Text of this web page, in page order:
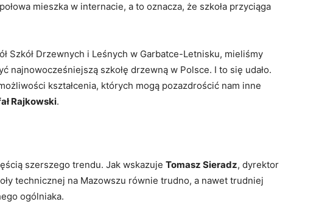
mieszka w internacie, a to oznacza, że szkoła przyciąga
Szkół Drzewnych i Leśnych w Garbatce-Letnisku, mieliśmy
najnowocześniejszą szkołę drzewną w Polsce. I to się udało.
kształcenia, których mogą pozazdrościć nam inne
Rajkowski.
szerszego trendu. Jak wskazuje Tomasz Sieradz, dyrektor
technicznej na Mazowszu równie trudno, a nawet trudniej
ogólniaka.